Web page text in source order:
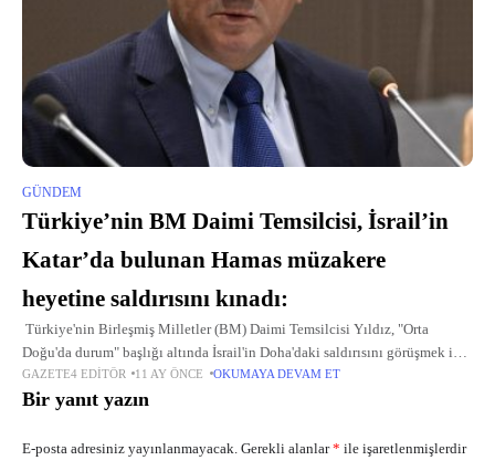
GÜNDEM
Türkiye’nin BM Daimi Temsilcisi, İsrail’in
Katar’da bulunan Hamas müzakere
heyetine saldırısını kınadı:
Türkiye'nin Birleşmiş Milletler (BM) Daimi Temsilcisi Yıldız, "Orta
Doğu'da durum" başlığı altında İsrail'in Doha'daki saldırısını görüşmek için
toplanan BM Güvenlik Konseyi'nde İslam İşbirliği Teşkilatı (İİT) New York
Grubu Dönem
GAZETE4 EDITÖR 11 AY ÖNCE OKUMAYA DEVAM ET
Bir yanıt yazın
E-posta adresiniz yayınlanmayacak. Gerekli alanlar* ile işaretlenmişlerdir